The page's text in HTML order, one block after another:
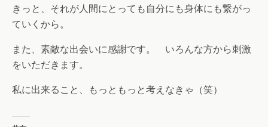
きっと、それが人間にとっても自分にも身体にも繋がっ
ていくから。
また、素敵な出会いに感謝です。 いろんな方から刺激
をいただきます。
私に出来ること、もっともっと考えなきゃ（笑）